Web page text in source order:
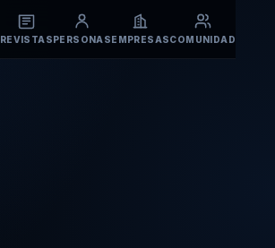
REVISTASPERSONASEMPRESASCOMUNIDAD